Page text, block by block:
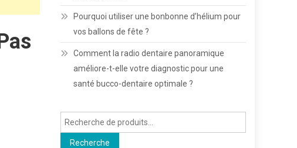
Pourquoi utiliser une bonbonne d’hélium pour
vos ballons de fête ?
Comment la radio dentaire panoramique
améliore-t-elle votre diagnostic pour une
santé bucco-dentaire optimale ?
Recherche
pour :
Recherche